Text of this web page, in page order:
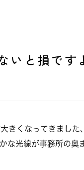
いと損です
きくなってきまし
な光線が事務所の奥